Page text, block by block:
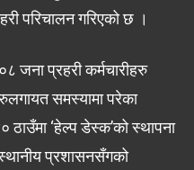
परिचालन गरिएको छ ।
जना प्रहरी कर्मचारीहरु
समस्यामा परेका
‘हेल्प डेस्क’को स्थापना
प्रशासनसँगको